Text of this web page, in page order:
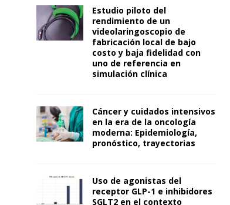
Estudio piloto del
rendimiento de un
videolaringoscopio de
fabricación local de bajo
costo y baja fidelidad con
uno de referencia en
simulación clínica
Cáncer y cuidados intensivos
en la era de la oncología
moderna: Epidemiología,
pronóstico, trayectorias
Uso de agonistas del
receptor GLP-1 e inhibidores
SGLT2 en el contexto